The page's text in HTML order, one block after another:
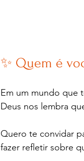
✨ Quem é
Em um mundo que
Deus nos lembra
Quero te convidar
fazer refletir sobre